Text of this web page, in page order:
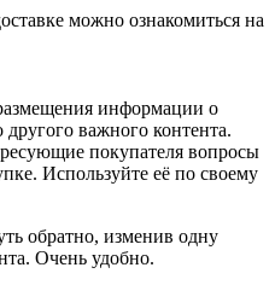
можно ознакомиться на
информации о
важного контента.
покупателя вопросы
Используйте её по своему
обратно, изменив одну
Очень удобно.